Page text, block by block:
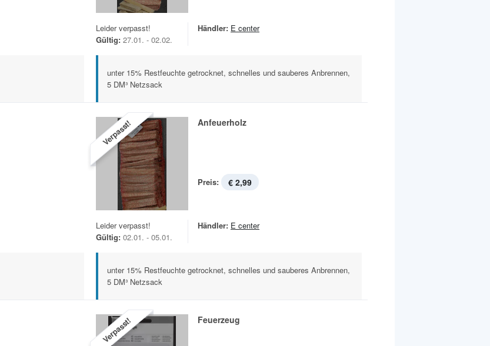
Leider verpasst!
Gültig: 27.01. - 02.02.
Händler: E center
unter 15% Restfeuchte getrocknet, schnelles und sauberes Anbrennen,
5 DM³ Netzsack
Verpasst! Anfeuerholz
Preis: € 2,99
Leider verpasst!
Gültig: 02.01. - 05.01.
Händler: E center
unter 15% Restfeuchte getrocknet, schnelles und sauberes Anbrennen,
5 DM³ Netzsack
Verpasst! Feuerzeug